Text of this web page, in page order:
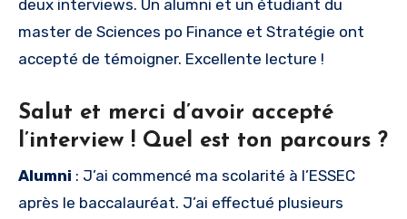
deux interviews. Un alumni et un étudiant du
master de Sciences po Finance et Stratégie ont
accepté de témoigner. Excellente lecture !
Salut et merci d’avoir accepté
l’interview ! Quel est ton parcours ?
Alumni : J’ai commencé ma scolarité à l’ESSEC
après le baccalauréat. J’ai effectué plusieurs